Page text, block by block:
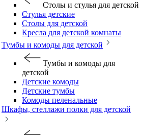
Столы и стулья для детской
Стулья детские
Столы для детской
Кресла для детской комнаты
Тумбы и комоды для детской
Тумбы и комоды для
детской
Детские комоды
Детские тумбы
Комоды пеленальные
Шкафы, стеллажи полки для детской